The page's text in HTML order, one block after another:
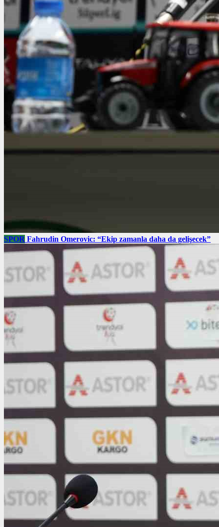
SPOR Fahrudin Omerovic: “Ekip zamanla daha da gelişecek”